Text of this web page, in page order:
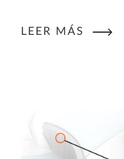
LEER MÁS